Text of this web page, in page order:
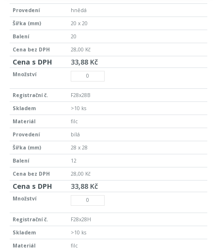
hnědá
20 x 20
20
28,00 Kč
33,88 Kč
F28x28B
>10 ks
filc
bílá
28 x 28
12
28,00 Kč
33,88 Kč
F28x28H
>10 ks
filc